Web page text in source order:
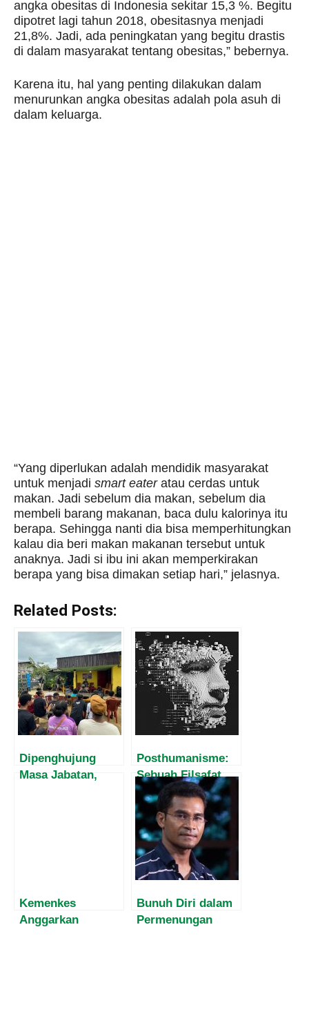
angka obesitas di Indonesia sekitar 15,3 %. Begitu
dipotret lagi tahun 2018, obesitasnya menjadi
21,8%. Jadi, ada peningkatan yang begitu drastis
di dalam masyarakat tentang obesitas,” bebernya.
Karena itu, hal yang penting dilakukan dalam
menurunkan angka obesitas adalah pola asuh di
dalam keluarga.
“Yang diperlukan adalah mendidik masyarakat
untuk menjadi smart eateratau cerdas untuk
makan. Jadi sebelum dia makan, sebelum dia
membeli barang makanan, baca dulu kalorinya itu
berapa. Sehingga nanti dia bisa memperhitungkan
kalau dia beri makan makanan tersebut untuk
anaknya. Jadi si ibu ini akan memperkirakan
berapa yang bisa dimakan setiap hari,” jelasnya.
Related Posts:
Dipenghujung
Masa Jabatan,
Posthumanisme:
Sebuah Filsafat
untuk Abad 21
Kemenkes
Anggarkan
Bunuh Diri dalam
Permenungan